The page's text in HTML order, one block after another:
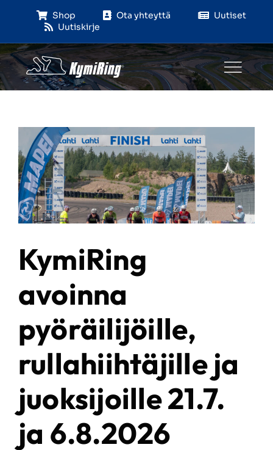
content
Shop Ota yhteyttä
Uutiset
Uutiskirje
KymiRing
avoinna
pyöräilijöille,
rullahiihtäjille ja
juoksijoille 21.7.
ja 6.8.2026